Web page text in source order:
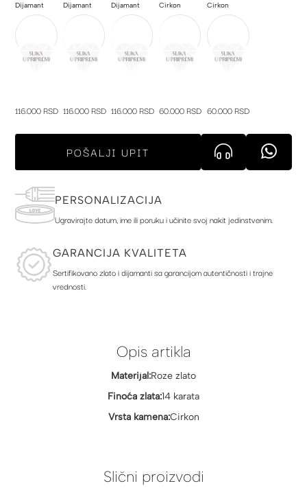
Dijamant
116.000 RSD
Dijamant
116.000 RSD
Dijamant
116.000 RSD
Cirkon
60.000 RSD
Cirkon
60.000 RSD
POŠALJI UPIT
PERSONALIZACIJA
Ugravirajte datum, ime ili poruku i učinite svoj nakit jedinstvenim.
GARANCIJA KVALITETA
Sertifikovano zlato i dijamanti sa garancijom autentičnosti i trajne
vrednosti.
Opis artikla
Materijal:Roze zlato
Finoća zlata:14 karata
Vrsta kamena:Cirkon
Slični proizvodi